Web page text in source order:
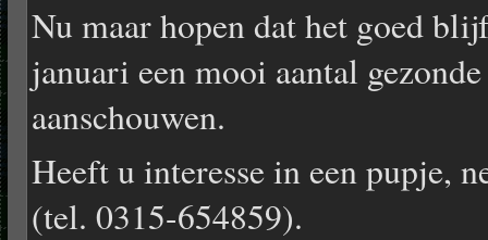
Nu maar hopen dat het goed
januari een mooi aantal
aanschouwen.
Heeft u interesse in een pupje,
(tel. 0315-654859).